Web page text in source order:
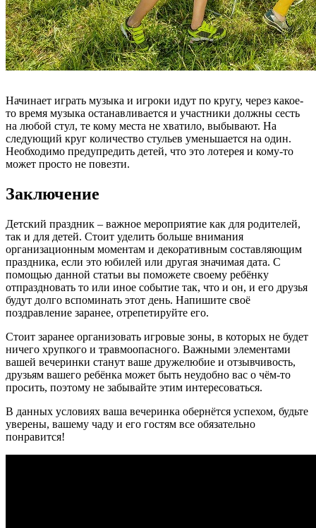
Начинает играть музыка и игроки идут по кругу, через какое-
то время музыка останавливается и участники должны сесть
на любой стул, те кому места не хватило, выбывают. На
следующий круг количество стульев уменьшается на один.
Необходимо предупредить детей, что это лотерея и кому-то
может просто не повезти.
Заключение
Детский праздник – важное мероприятие как для родителей,
так и для детей. Стоит уделить больше внимания
организационным моментам и декоративным составляющим
праздника, если это юбилей или другая значимая дата. С
помощью данной статьи вы поможете своему ребёнку
отпраздновать то или иное событие так, что и он, и его друзья
будут долго вспоминать этот день. Напишите своё
поздравление заранее, отрепетируйте его.
Стоит заранее организовать игровые зоны, в которых не будет
ничего хрупкого и травмоопасного. Важными элементами
вашей вечеринки станут ваше дружелюбие и отзывчивость,
друзьям вашего ребёнка может быть неудобно вас о чём-то
просить, поэтому не забывайте этим интересоваться.
В данных условиях ваша вечеринка обернётся успехом, будьте
уверены, вашему чаду и его гостям все обязательно
понравится!